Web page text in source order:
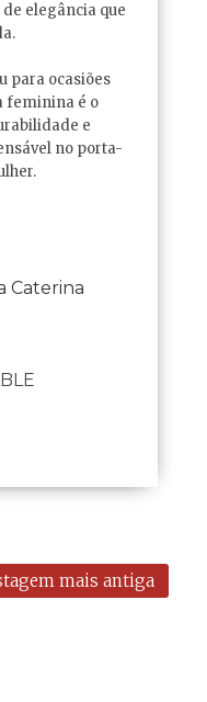
elegância que
para ocasiões
feminina é o
e
no porta-
Caterina
mais antiga